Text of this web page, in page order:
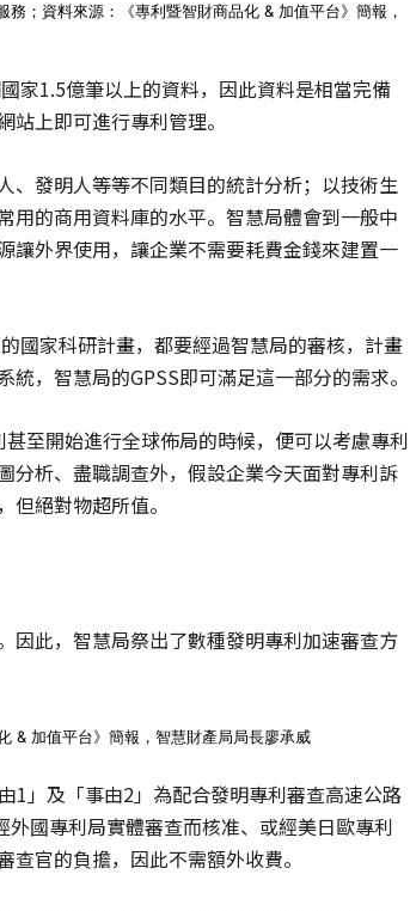
；資料來源：《專利暨智財商品化 & 加值平台》簡報，
家1.5億筆以上的資料，因此資料是相當完備
上即可進行專利管理。
、發明人等等不同類目的統計分析；以技術生
用的商用資料庫的水平。智慧局體會到一般中
讓外界使用，讓企業不需要耗費金錢來建置一
國家科研計畫，都要經過智慧局的審核，計畫
，智慧局的GPSS即可滿足這一部分的需求。
至開始進行全球佈局的時候，便可以考慮專利
分析、盡職調查外，假設企業今天面對專利訴
絕對物超所值。
因此，智慧局祭出了數種發明專利加速審查方
& 加值平台》簡報，智慧財產局局長廖承威
1」及「事由2」為配合發明專利審查高速公路
國專利局實體審查而核准、或經美日歐專利
官的負擔，因此不需額外收費。